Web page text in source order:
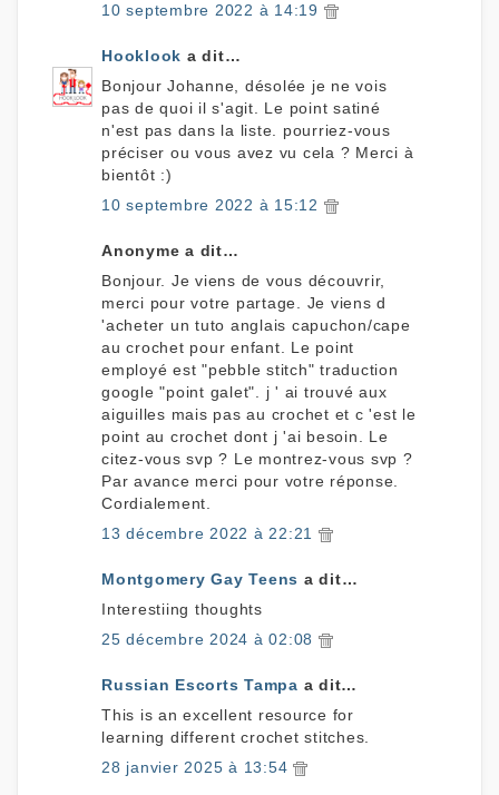
10 septembre 2022 à 14:19
Hooklook a dit…
Bonjour Johanne, désolée je ne vois
pas de quoi il s'agit. Le point satiné
n'est pas dans la liste. pourriez-vous
préciser ou vous avez vu cela ? Merci à
bientôt :)
10 septembre 2022 à 15:12
Anonyme a dit…
Bonjour. Je viens de vous découvrir,
merci pour votre partage. Je viens d
'acheter un tuto anglais capuchon/cape
au crochet pour enfant. Le point
employé est "pebble stitch" traduction
google "point galet". j ' ai trouvé aux
aiguilles mais pas au crochet et c 'est le
point au crochet dont j 'ai besoin. Le
citez-vous svp ? Le montrez-vous svp ?
Par avance merci pour votre réponse.
Cordialement.
13 décembre 2022 à 22:21
Montgomery Gay Teens a dit…
Interestiing thoughts
25 décembre 2024 à 02:08
Russian Escorts Tampa a dit…
This is an excellent resource for
learning different crochet stitches.
28 janvier 2025 à 13:54